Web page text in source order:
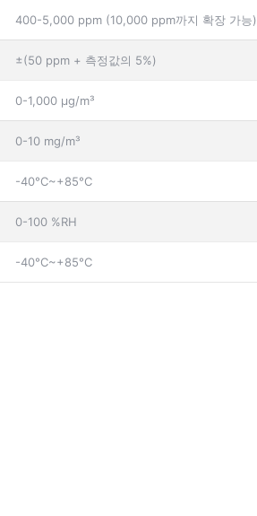
400-5,000 ppm (10,000 ppm까지 확장 가능)
±(50 ppm + 측정값의 5%)
0-1,000 µg/m³
0-10 mg/m³
-40°C~+85°C
0-100 %RH
-40°C~+85°C